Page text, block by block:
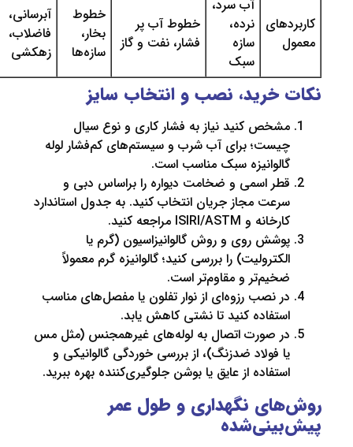
نرده،
سازه
خطوط آب پر
فشار، نفت و گاز
خطوط
بخار،
سازه‌ها
آبرسانی،
فاضلاب،
زهکشی
خرید، نصب و انتخاب سایز
کنید نیاز به فشار کاری و نوع سیال
برای آب شرب و سیستم‌های کم‌فشار لوله
سبک مناسب است.
اسمی و ضخامت دیواره را براساس دبی و
مجاز جریان انتخاب کنید. به جدول استاندارد
روی و روش گالوانیزاسیون (گرم یا
را بررسی کنید؛ گالوانیزه گرم معمولاً
و مقاوم‌تر است.
نصب رزوه‌ای از نوار تفلون یا مفصل‌های مناسب
کنید تا نشتی کاهش یابد.
صورت اتصال به لوله‌های غیرهمجنس (مثل مس
فولاد ضدزنگ)، از بررسی خوردگی گالوانیکی و
از عایق یا بوشن جلوگیری‌کننده بهره ببرید.
نگهداری و طول عمر